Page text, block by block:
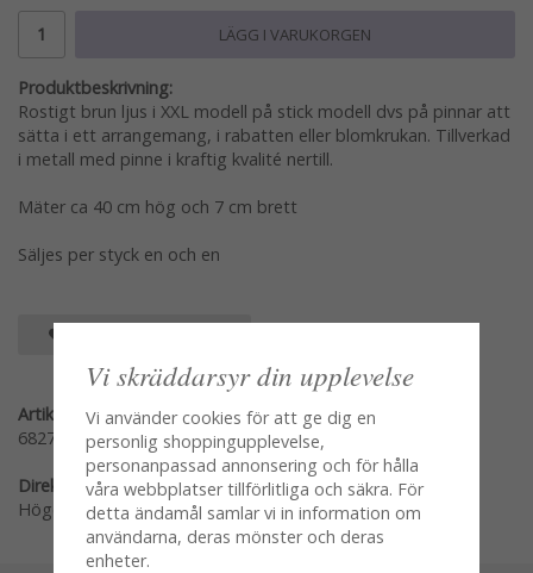
LÄGG I VARUKORGEN
Produktbeskrivning:
Rostigt brun ljus i XXL modell på stick modell dvs på pinnar att
sätta i ett arrangemang, i rabatten eller blomkrukan. Tillverkad
i metall med pinne i kraftig kvalité nertill.
Mäter ca 40 cm hög och 7 cm brett
Säljes per styck en och en
Artikelnummer:
6827
Direktlänk:
Högerklicka och kopiera adressen
Vi skräddarsyr din upplevelse
Vi använder cookies för att ge dig en
personlig shoppingupplevelse,
personanpassad annonsering och för hålla
våra webbplatser tillförlitliga och säkra. För
detta ändamål samlar vi in information om
användarna, deras mönster och deras
enheter.